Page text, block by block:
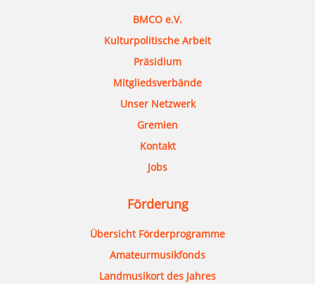
BMCO e.V.
Kulturpolitische Arbeit
Präsidium
Mitgliedsverbände
Unser Netzwerk
Gremien
Kontakt
Jobs
Förderung
Übersicht Förderprogramme
Amateurmusikfonds
Landmusikort des Jahres